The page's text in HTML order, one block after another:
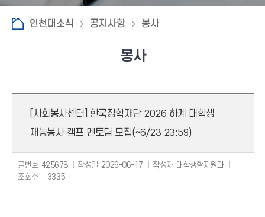
인천대소식 공지사항 봉사
봉사
[사회봉사센터] 한국장학재단 2026 하계 대학생
재능봉사 캠프 멘토팀 모집(~6/23 23:59)
글번호 425678 작성일 2026-06-17 작성자
대학생활지원과
조회수
3335